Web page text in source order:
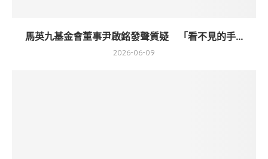
馬英九基金會董事尹啟銘發聲質疑 「看不見的手...
2026-06-09